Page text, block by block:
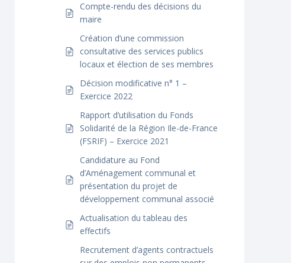
Compte-rendu des décisions du
maire
Création d’une commission
consultative des services publics
locaux et élection de ses membres
Décision modificative n° 1 –
Exercice 2022
Rapport d’utilisation du Fonds
Solidarité de la Région Ile-de-France
(FSRIF) – Exercice 2021
Candidature au Fond
d’Aménagement communal et
présentation du projet de
développement communal associé
Actualisation du tableau des
effectifs
Recrutement d’agents contractuels